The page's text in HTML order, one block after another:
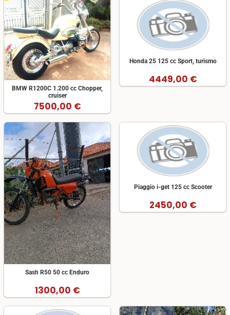
BMW R1200C 1.200 cc Chopper,
cruiser
7500,00 €
Honda 25 125 cc Sport, turismo
4449,00 €
Sash R50 50 cc Enduro
1300,00 €
Piaggio i-get 125 cc Scooter
2450,00 €